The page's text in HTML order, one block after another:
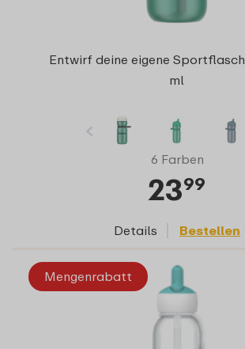
Entwirf deine eigene
ml
6 Farben
2399
Details Bestellen
Mengenrabatt